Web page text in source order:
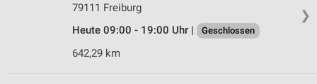
❯
79111 Freiburg
Heute 09:00 - 19:00 Uhr |
Geschlossen
642,29 km